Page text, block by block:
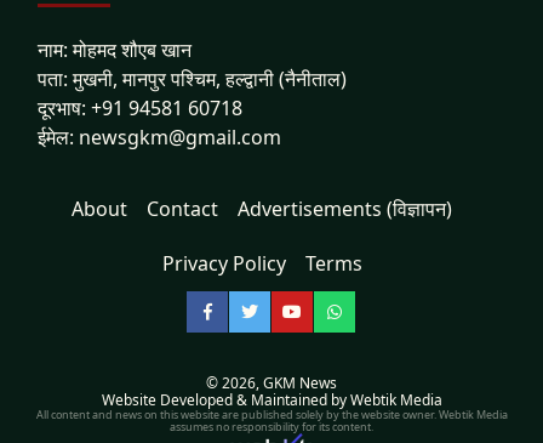
नाम: मोहमद शौएब खान
पता: मुखनी, मानपुर पश्चिम, हल्द्वानी (नैनीताल)
दूरभाष: +91 94581 60718
ईमेल: newsgkm@gmail.com
About Contact Advertisements (विज्ञापन)
Privacy Policy Terms
Facebook
TwitterYouTubeWhatsApp
© 2026,GKM News
Website Developed & Maintained by Webtik Media
All content and news on this website are published solely by the website owner. Webtik Media
assumes no responsibility for its content.